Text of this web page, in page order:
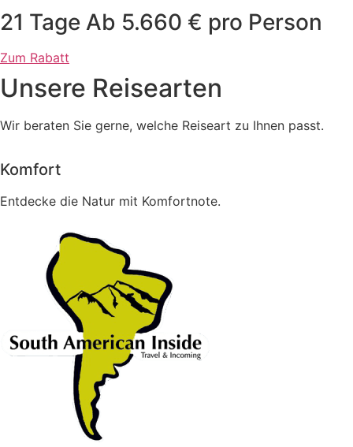
21 Tage Ab 5.660 € pro Person
Zum Rabatt
Unsere Reisearten
Wir beraten Sie gerne, welche Reiseart zu Ihnen passt.
Komfort
Entdecke die Natur mit Komfortnote.